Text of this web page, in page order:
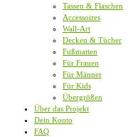
Tassen & Flaschen
Accessoires
Wall-Art
Decken & Tücher
Fußmatten
Für Frauen
Für Männer
Für Kids
Übergrößen
Über das Projekt
Dein Konto
FAQ